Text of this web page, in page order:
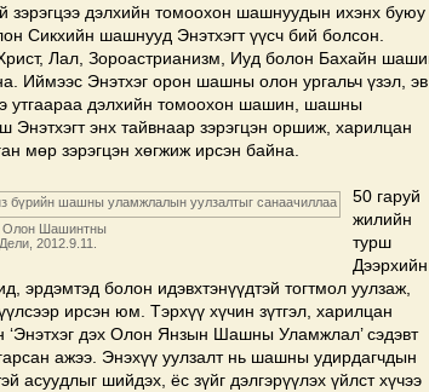
зэрэгцээ дэлхийн томоохон шашнуудын ихэнх буюу
Сикхийн шашнууд Энэтхэгт үүсч бий болсон.
Лал, Зороастрианизм, Иуд болон Бахайн
Иймээс Энэтхэг орон шашны олон ургальч үзэл, эв
утгаараа дэлхийн томоохон шашин, шашны
энх тайвнаар зэрэгцэн оршиж, харилцан
мөр зэрэгцэн хөгжиж ирсэн байна.
Олон Шашинтны
2012.9.11.
50 гаруй
жилийн
турш
Дээрхийн
эрдэмтэд болон идэвхтэнүүдтэй тогтмол уулзаж,
ирсэн юм. Тэрхүү хүчин зүтгэл, харилцан
дэх Олон Янзын Шашны Уламжлал’ сэдэвт
ажээ. Энэхүү уулзалт нь шашны удирдагчдын
асуудлыг шийдэх, ёс зүйг дэлгэрүүлэх үйлст хүчээ